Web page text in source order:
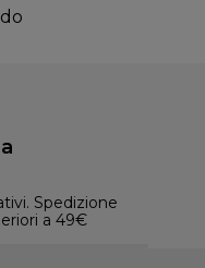
Spedizione
a 49€